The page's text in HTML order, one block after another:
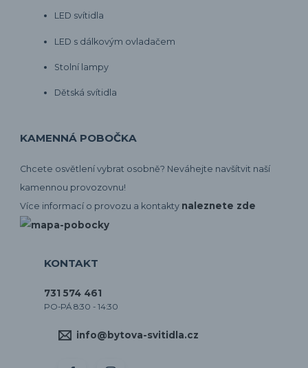
LED svítidla
LED s dálkovým ovladačem
Stolní lampy
Dětská svítidla
KAMENNÁ POBOČKA
Chcete osvětlení vybrat osobně? Neváhejte navšítvit naší
kamennou provozovnu!
Více informací o provozu a kontakty naleznete zde
KONTAKT
731 574 461
PO-PÁ 8:30 - 14:30
info@bytova-svitidla.cz